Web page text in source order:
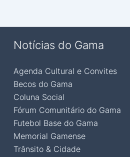
Notícias do Gama
Agenda Cultural e Convites
Becos do Gama
Coluna Social
Fórum Comunitário do Gama
Futebol Base do Gama
Memorial Gamense
Trânsito & Cidade